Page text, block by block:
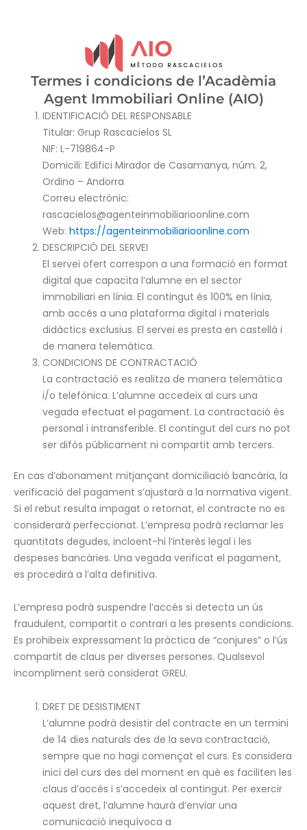
Termes i condicions de l’Acadèmia
Agent Immobiliari Online (AIO)
IDENTIFICACIÓ DEL RESPONSABLE
Titular: Grup Rascacielos SL
NIF: L-719864-P
Domicili: Edifici Mirador de Casamanya, núm. 2,
Ordino – Andorra
Correu electrònic:
rascacielos@agenteinmobiliarioonline.com
Web: https://agenteinmobiliarioonline.com
DESCRIPCIÓ DEL SERVEI
El servei ofert correspon a una formació en format
digital que capacita l’alumne en el sector
immobiliari en línia. El contingut és 100% en línia,
amb accés a una plataforma digital i materials
didàctics exclusius. El servei es presta en castellà i
de manera telemàtica.
CONDICIONS DE CONTRACTACIÓ
La contractació es realitza de manera telemàtica
i/o telefònica. L’alumne accedeix al curs una
vegada efectuat el pagament. La contractació és
personal i intransferible. El contingut del curs no pot
ser difós públicament ni compartit amb tercers.
En cas d’abonament mitjançant domiciliació bancària, la
verificació del pagament s’ajustarà a la normativa vigent.
Si el rebut resulta impagat o retornat, el contracte no es
considerarà perfeccionat. L’empresa podrà reclamar les
quantitats degudes, incloent-hi l’interès legal i les
despeses bancàries. Una vegada verificat el pagament,
es procedirà a l’alta definitiva.
L’empresa podrà suspendre l’accés si detecta un ús
fraudulent, compartit o contrari a les presents condicions.
Es prohibeix expressament la pràctica de “conjures” o l’ús
compartit de claus per diverses persones. Qualsevol
incompliment serà considerat GREU.
DRET DE DESISTIMENT
L’alumne podrà desistir del contracte en un termini
de 14 dies naturals des de la seva contractació,
sempre que no hagi començat el curs. Es considera
inici del curs des del moment en què es faciliten les
claus d’accés i s’accedeix al contingut. Per exercir
aquest dret, l’alumne haurà d’enviar una
comunicació inequívoca a